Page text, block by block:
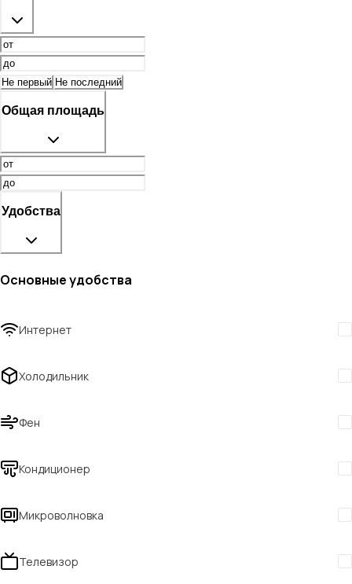
Не первый Не последний
Общая площадь
Удобства
Основные удобства
Интернет
Холодильник
Фен
Кондиционер
Микроволновка
Телевизор